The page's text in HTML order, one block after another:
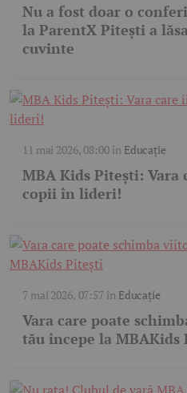
Nu a fost doar o
la ParentX Pitești a
cuvinte
11 mai 2026, 08:00în Educație
MBA Kids Pitești:
copii în lideri!
7 mai 2026, 07:57în Educație
Vara care poate
tău începe la MBAKids